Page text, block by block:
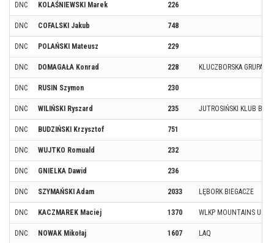
DNC KOLAŚNIEWSKI Marek 226
DNC COFALSKI Jakub 748
DNC POLAŃSKI Mateusz 229
DNC DOMAGAŁA Konrad 228 KLUCZBORSKA GRUPA
DNC RUSIN Szymon 230
DNC WILIŃSKI Ryszard 235 JUTROSIŃSKI KLUB
DNC BUDZIŃSKI Krzysztof 751
DNC WUJTKO Romuald 232
DNC GNIELKA Dawid 236
DNC SZYMAŃSKI Adam 2033 LĘBORK BIEGACZE
DNC KACZMAREK Maciej 1370 WLKP MOUNTAINS
DNC NOWAK Mikołaj 1607 LAQ